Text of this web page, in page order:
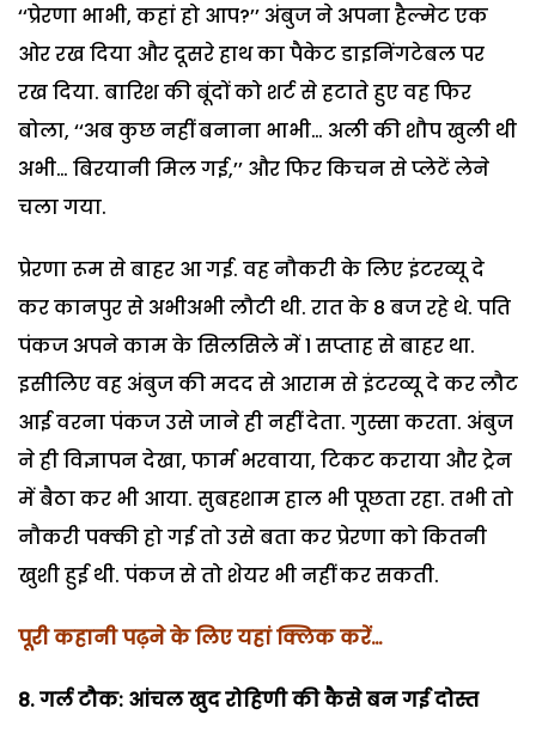
‘‘प्रेरणा भाभी, कहां हो आप?’’ अंबुज ने अपना हैल्मेट एक
ओर रख दिया और दूसरे हाथ का पैकेट डाइनिंगटेबल पर
रख दिया. बारिश की बूंदों को शर्ट से हटाते हुए वह फिर
बोला, ‘‘अब कुछ नहीं बनाना भाभी… अली की शौप खुली थी
अभी… बिरयानी मिल गई,’’ और फिर किचन से प्लेटें लेने
चला गया.
प्रेरणा रूम से बाहर आ गई. वह नौकरी के लिए इंटरव्यू दे
कर कानपुर से अभीअभी लौटी थी. रात के 8 बज रहे थे. पति
पंकज अपने काम के सिलसिले में 1 सप्ताह से बाहर था.
इसीलिए वह अंबुज की मदद से आराम से इंटरव्यू दे कर लौट
आई वरना पंकज उसे जाने ही नहीं देता. गुस्सा करता. अंबुज
ने ही विज्ञापन देखा, फार्म भरवाया, टिकट कराया और ट्रेन
में बैठा कर भी आया. सुबहशाम हाल भी पूछता रहा. तभी तो
नौकरी पक्की हो गई तो उसे बता कर प्रेरणा को कितनी
खुशी हुई थी. पंकज से तो शेयर भी नहीं कर सकती.
पूरी कहानी पढ़ने के लिए यहां क्लिक करें…
8. गर्ल टौक: आंचल खुद रोहिणी की कैसे बन गई दोस्त